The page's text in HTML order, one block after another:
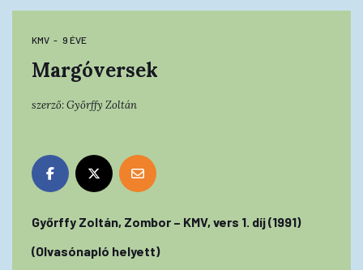
KMV 9 ÉVE
Margóversek
szerző:Győrffy Zoltán
Győrffy Zoltán, Zombor – KMV, vers 1. díj (1991)
(Olvasónapló helyett)